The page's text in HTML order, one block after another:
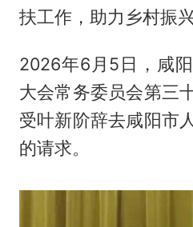
扶工作，助力乡村振兴
2026年6月5日，咸
大会常务委员会第三
受叶新阶辞去咸阳市
的请求。